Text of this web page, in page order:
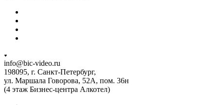
info@bic-video.ru
198095, г. Санкт-Петербург,
ул. Маршала Говорова, 52А, пом. 36н
(4 этаж Бизнес-центра Алкотел)